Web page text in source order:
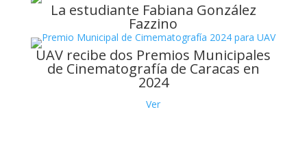
La estudiante Fabiana González
Fazzino
UAV recibe dos Premios Municipales
de Cinematografía de Caracas en
2024
Ver